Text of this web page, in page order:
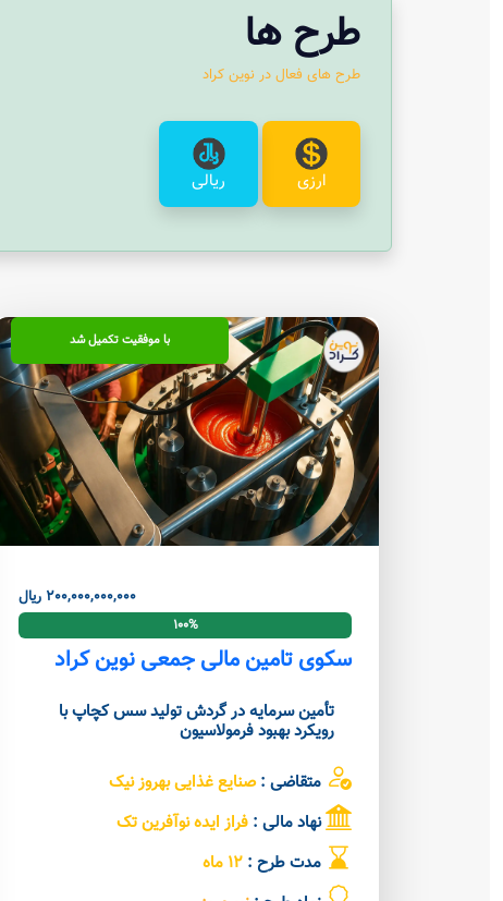
طرح ها
طرح های فعال در نوین کراد
ارزی
ریالی
با موفقیت تکمیل شد
200,000,000,000 ریال
100%
سکوی تامین مالی جمعی نوین کراد
تأمین سرمایه در گردش تولید سس کچاپ با
رویکرد بهبود فرمولاسیون
متقاضی :صنایع غذایی بهروز نیک
نهاد مالی : فراز ایده نوآفرین تک
مدت طرح : 12 ماه